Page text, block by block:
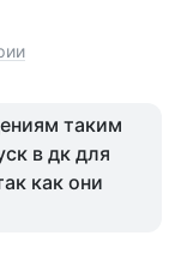
таким
в дк для
как они